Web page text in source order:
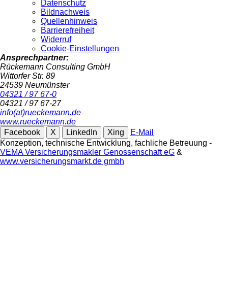
Datenschutz
Bildnachweis
Quellenhinweis
Barrierefreiheit
Widerruf
Cookie-Einstellungen
Ansprechpartner:
Rückemann Consulting GmbH
Wittorfer Str. 89
24539 Neumünster
04321 / 97 67-0
04321 / 97 67-27
info(at)rueckemann.de
www.rueckemann.de
Facebook
X LinkedIn Xing
E-Mail
Konzeption, technische Entwicklung, fachliche Betreuung -
VEMA Versicherungsmakler Genossenschaft eG &
www.versicherungsmarkt.de gmbh